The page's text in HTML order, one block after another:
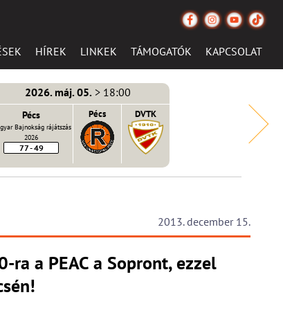
HÍREK LINKEK TÁMOGATÓK KAPCSOLAT
2026. máj. 05. > 18:00
Pécs
Bajnokság rájátszás
2026
77 - 49
Pécs DVTK
2013. december 15.
a PEAC a Sopront, ezzel